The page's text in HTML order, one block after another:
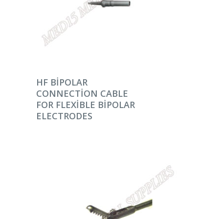
DEVAMINI OKU
HF BIPOLAR
CONNECTION CABLE
FOR FLEXIBLE BIPOLAR
ELECTRODES